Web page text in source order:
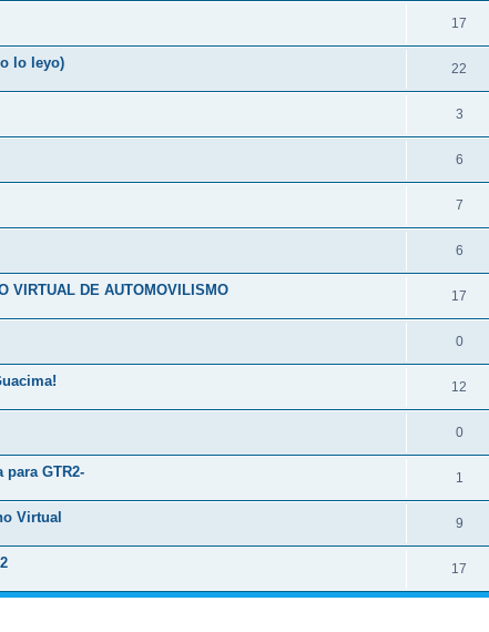
17
lo leyo) 22
3
6
7
6
VIRTUAL DE AUTOMOVILISMO 17
0
12
0
para GTR2- 1
Virtual 9
17